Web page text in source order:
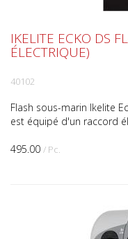
495.00 / Pc.
IKELITE ECKO DS
ÉLECTRIQUE)
40102
Flash sous-marin Ikelite
est équipé d'un raccord
déclenchement par